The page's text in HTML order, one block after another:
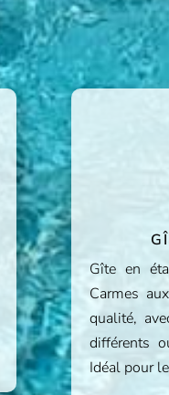
Gîte en
Carmes
qualité,
différents
Idéal pour